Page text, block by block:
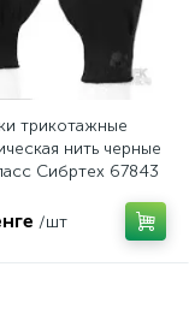
трикотажные
нить черные
Сибртех 67843
/шт